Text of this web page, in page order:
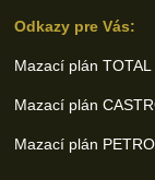
Odkazy pre Vás:
Mazací plán TOTAL
Mazací plán
Mazací plán